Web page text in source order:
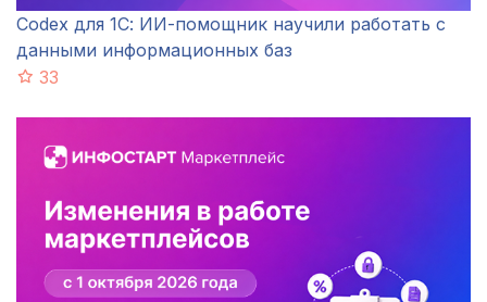
Codex для 1С: ИИ-помощник научили работать с
данными информационных баз
33